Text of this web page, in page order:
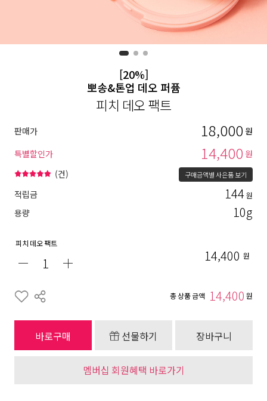
[20%]
뽀송&톤업 데오 퍼퓸
피치 데오 팩트
판매가 18,000 원
특별할인가
14,400 원
(건) 구매금액별 사은품 보기
적립금 144원
용량 10g
피치 데오 팩트
14,400 원
총 상품 금액 14,400 원
바로구매 선물하기 장바구니
멤버십 회원혜택 바로가기